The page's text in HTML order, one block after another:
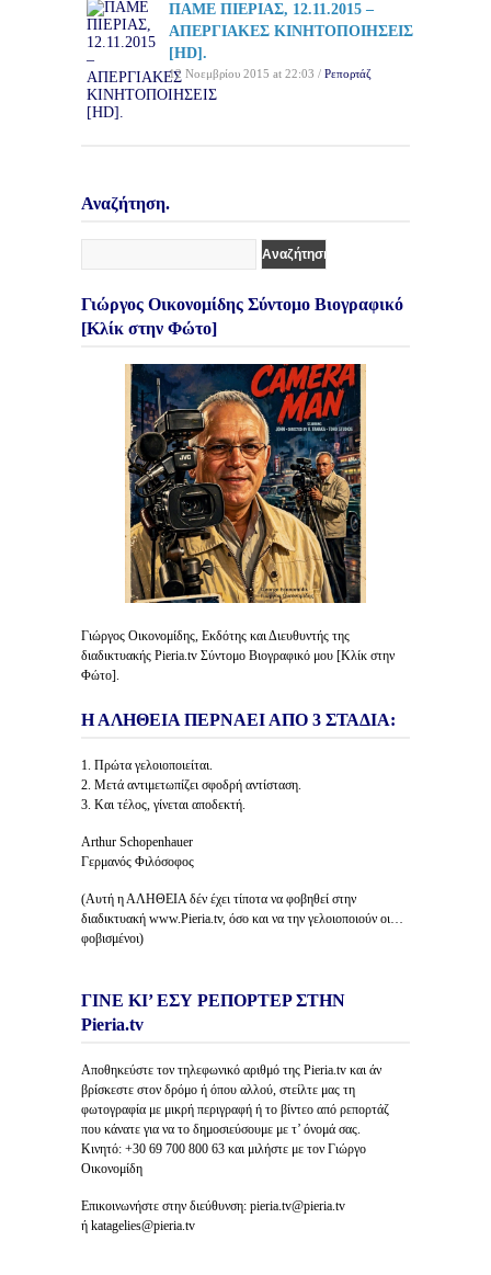
ΠΑΜΕ ΠΙΕΡΙΑΣ, 12.11.2015 –
ΑΠΕΡΓΙΑΚΕΣ ΚΙΝΗΤΟΠΟΙΗΣΕΙΣ
[HD].
12 Νοεμβρίου 2015 at 22:03 / Ρεπορτάζ
Αναζήτηση.
Γιώργος Οικονομίδης Σύντομο Βιογραφικό
[Κλίκ στην Φώτο]
Γιώργος Οικονομίδης, Εκδότης και Διευθυντής της
διαδικτυακής Pieria.tv Σύντομο Βιογραφικό μου [Κλίκ στην
Φώτο].
Η ΑΛΗΘΕΙΑ ΠΕΡΝΑΕΙ ΑΠΟ 3 ΣΤΑΔΙΑ:
1. Πρώτα γελοιοποιείται.
2. Μετά αντιμετωπίζει σφοδρή αντίσταση.
3. Και τέλος, γίνεται αποδεκτή.
Arthur Schopenhauer
Γερμανός Φιλόσοφος
(Αυτή η ΑΛΗΘΕΙΑ δέν έχει τίποτα να φοβηθεί στην
διαδικτυακή www.Pieria.tv, όσο και να την γελοιοποιούν οι…
φοβισμένοι)
ΓΙΝΕ ΚΙ’ ΕΣΥ ΡΕΠΟΡΤΕΡ ΣΤΗΝ
Pieria.tv
Αποθηκεύστε τον τηλεφωνικό αριθμό της Pieria.tv και άν
βρίσκεστε στον δρόμο ή όπου αλλού, στείλτε μας τη
φωτογραφία με μικρή περιγραφή ή το βίντεο από ρεπορτάζ
που κάνατε για να το δημοσιεύσουμε με τ’ όνομά σας.
Κινητό: +30 69 700 800 63 και μιλήστε με τον Γιώργο
Οικονομίδη
Επικοινωνήστε στην διεύθυνση: pieria.tv@pieria.tv
ή katagelies@pieria.tv